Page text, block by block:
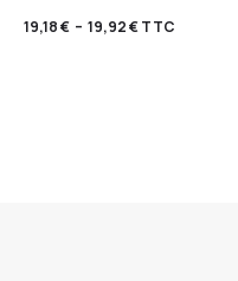
19,18€ – 19,92€TTC